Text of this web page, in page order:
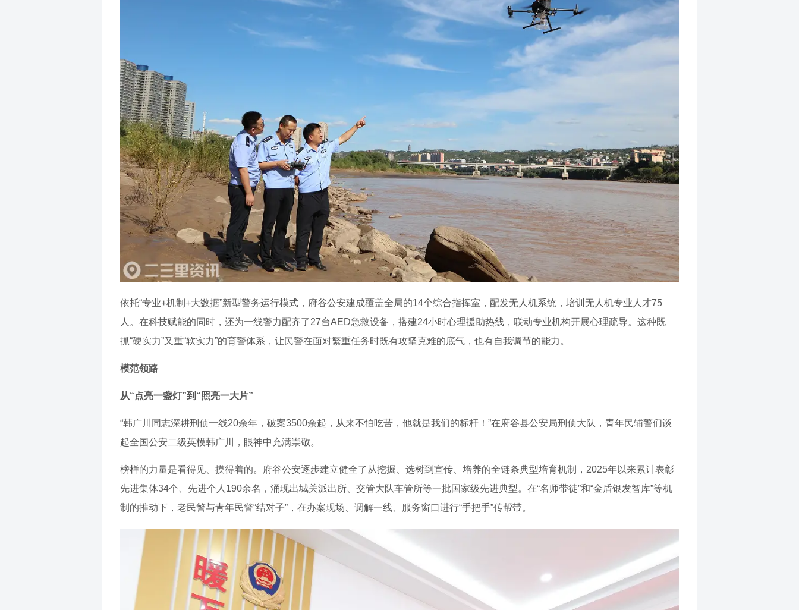
依托“专业+机制+大数据”新型警务运行模式，府谷公安建成覆盖全局的14个综合指挥室，配发无人机系统，培训无人机专业人才75
人。在科技赋能的同时，还为一线警力配齐了27台AED急救设备，搭建24小时心理援助热线，联动专业机构开展心理疏导。这种既
抓“硬实力”又重“软实力”的育警体系，让民警在面对繁重任务时既有攻坚克难的底气，也有自我调节的能力。
模范领路
从“点亮一盏灯”到“照亮一大片”
“韩广川同志深耕刑侦一线20余年，破案3500余起，从来不怕吃苦，他就是我们的标杆！”在府谷县公安局刑侦大队，青年民辅警们谈
起全国公安二级英模韩广川，眼神中充满崇敬。
榜样的力量是看得见、摸得着的。府谷公安逐步建立健全了从挖掘、选树到宣传、培养的全链条典型培育机制，2025年以来累计表彰
先进集体34个、先进个人190余名，涌现出城关派出所、交管大队车管所等一批国家级先进典型。在“名师带徒”和“金盾银发智库”等机
制的推动下，老民警与青年民警“结对子”，在办案现场、调解一线、服务窗口进行“手把手”传帮带。